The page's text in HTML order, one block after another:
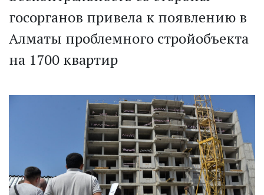
госорганов привела к появлению в
Алматы проблемного стройобъекта
на 1700 квартир